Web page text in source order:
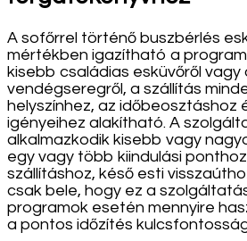
A sofőrrel történő buszbérlés
mértékben igazítható a
kisebb családias esküvőről
vendégseregről, a szállítás
helyszínhez, az időbeosztáshoz
igényeihez alakítható. A
alkalmazkodik kisebb vagy
egy vagy több kiindulási
szállításhoz, késő esti
csak bele, hogy ez a
programok esetén mennyire
a pontos időzítés